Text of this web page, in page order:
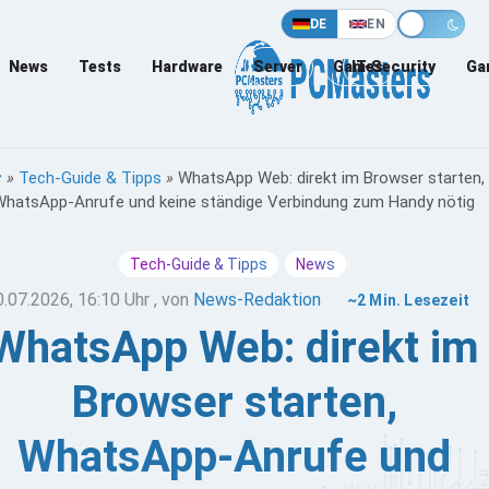
DE EN
News Tests Hardware Server Games
IT-Security
» Tech-Guide & Tipps » WhatsApp Web: direkt im Browser starten,
Anrufe und keine ständige Verbindung zum Handy nötig
Tech-Guide & Tipps News
16:10 Uhr , von News-Redaktion ~2 Min. Lesezeit
Web: direkt im
Browser starten,
WhatsApp-Anrufe und